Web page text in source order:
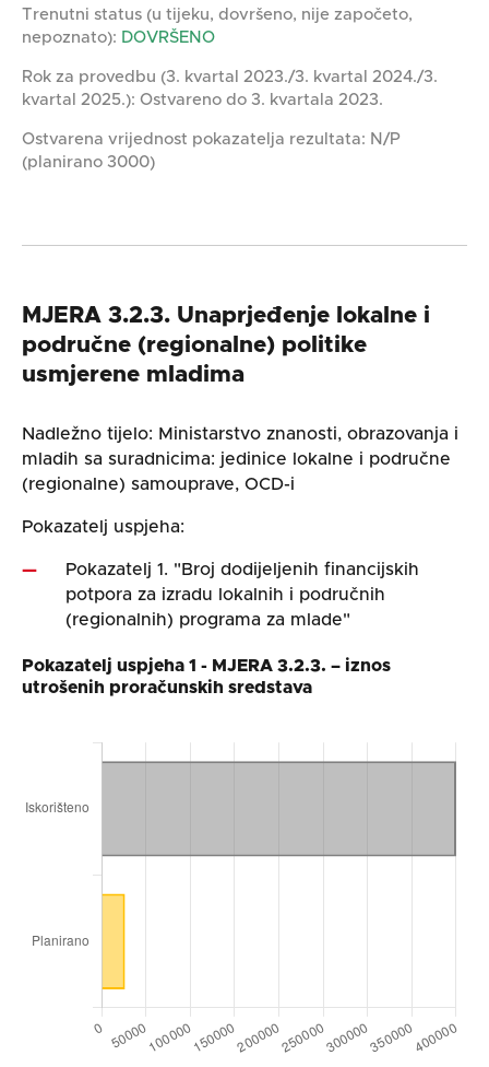
Trenutni status (u tijeku, dovršeno, nije započeto,
nepoznato): DOVRŠENO
Rok za provedbu (3. kvartal 2023./3. kvartal 2024./3.
kvartal 2025.): Ostvareno do 3. kvartala 2023.
Ostvarena vrijednost pokazatelja rezultata: N/P
(planirano 3000)
MJERA 3.2.3. Unaprjeđenje lokalne i
područne (regionalne) politike
usmjerene mladima
Nadležno tijelo: Ministarstvo znanosti, obrazovanja i
mladih sa suradnicima: jedinice lokalne i područne
(regionalne) samouprave, OCD-i
Pokazatelj uspjeha:
Pokazatelj 1. "Broj dodijeljenih financijskih
potpora za izradu lokalnih i područnih
(regionalnih) programa za mlade"
Pokazatelj uspjeha 1 - MJERA 3.2.3. – iznos
utrošenih proračunskih sredstava